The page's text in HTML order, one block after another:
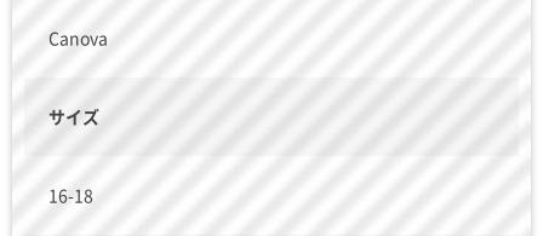
Canova
サイズ
16-18